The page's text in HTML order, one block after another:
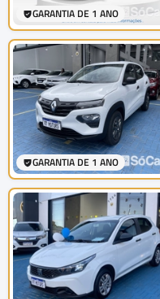
GARANTIA DE 1 ANO
GARANTIA DE 1 ANO